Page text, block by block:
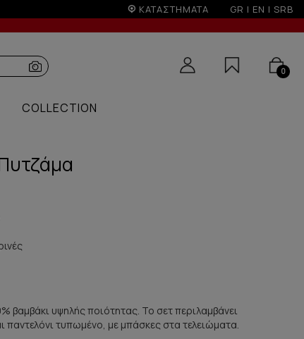
ΚΑΤΑΣΤΗΜΑΤΑ GR | EN | SRB
0
COLLECTION
βαμβάκι υψηλής ποιότητας. Το σετ περιλαμβάνει
τυπωμένο, με μπάσκες στα τελειώματα.